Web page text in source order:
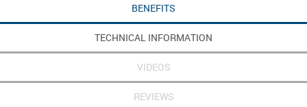
BENEFITS
TECHNICAL INFORMATION
VIDEOS
REVIEWS